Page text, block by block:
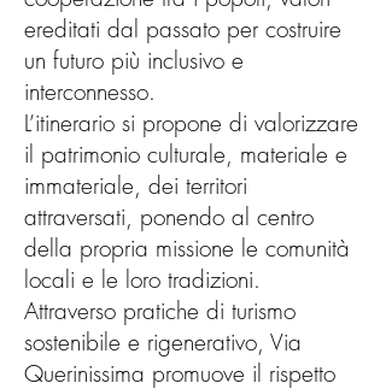
ereditati dal passato per costruire
un futuro più inclusivo e
interconnesso.
L’itinerario si propone di valorizzare
il patrimonio culturale, materiale e
immateriale, dei territori
attraversati, ponendo al centro
della propria missione le comunità
locali e le loro tradizioni.
Attraverso pratiche di turismo
sostenibile e rigenerativo, Via
Querinissima promuove il rispetto